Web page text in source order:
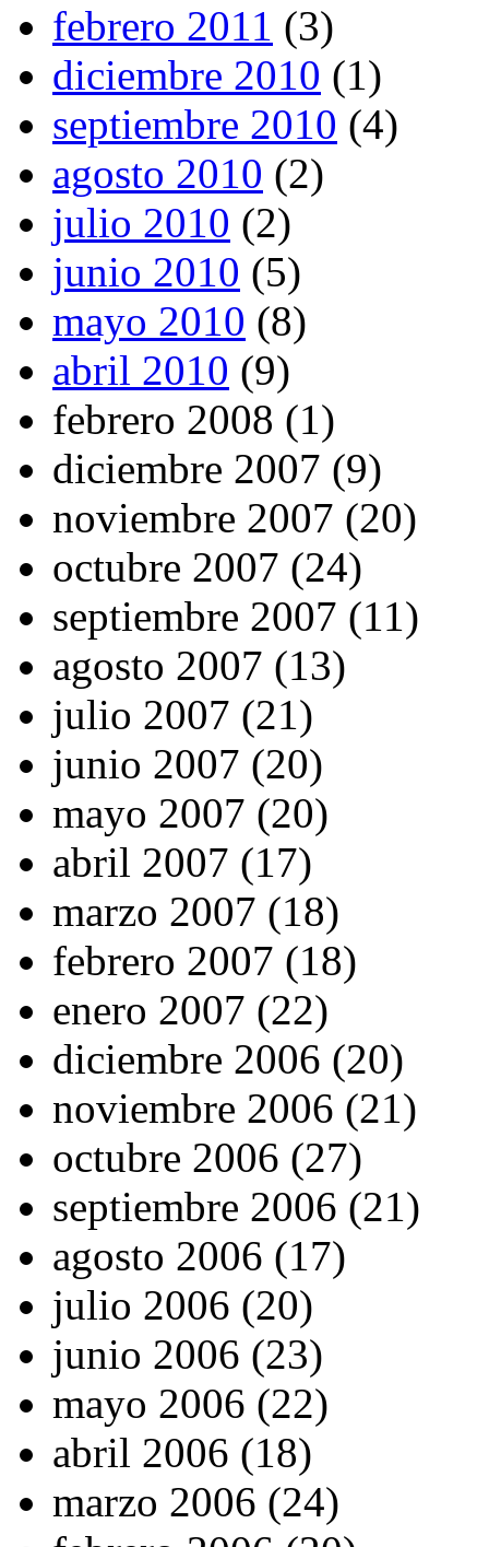
febrero 2011 (3)
diciembre 2010 (1)
septiembre 2010 (4)
agosto 2010 (2)
julio 2010 (2)
junio 2010 (5)
mayo 2010 (8)
abril 2010 (9)
febrero 2008 (1)
diciembre 2007 (9)
noviembre 2007 (20)
octubre 2007 (24)
septiembre 2007 (11)
agosto 2007 (13)
julio 2007 (21)
junio 2007 (20)
mayo 2007 (20)
abril 2007 (17)
marzo 2007 (18)
febrero 2007 (18)
enero 2007 (22)
diciembre 2006 (20)
noviembre 2006 (21)
octubre 2006 (27)
septiembre 2006 (21)
agosto 2006 (17)
julio 2006 (20)
junio 2006 (23)
mayo 2006 (22)
abril 2006 (18)
marzo 2006 (24)